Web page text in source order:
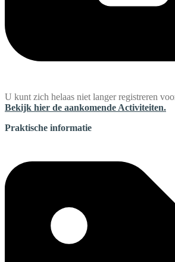
U kunt zich helaas niet langer registreren
Bekijk hier de aankomende Activiteiten.
Praktische informatie